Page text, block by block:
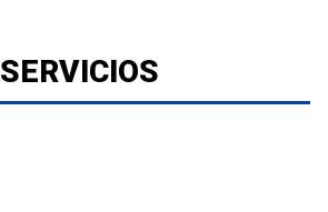
SERVICIOS